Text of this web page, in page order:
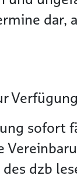
dar,
sofort
dzb